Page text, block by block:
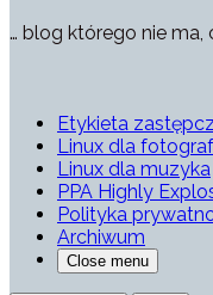
… blog którego nie ma,
Etykieta
Linux dla
Linux dla muzyka
PPA Highly
Polityka
Archiwum
Close menu